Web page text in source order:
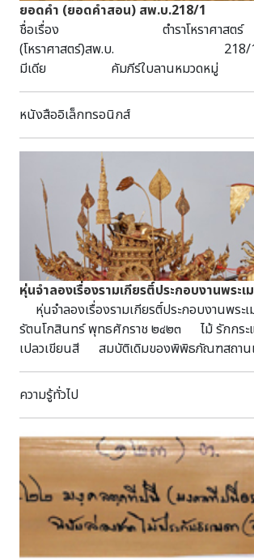
ยอดคำ (ยอดคำสอน) สพ.บ.218/1
ชื่อเรื่อง ตำราโหราศาสตร์
(โหราศาสตร์)สพ.บ. 218/1ปร
มีเดีย คัมภีร์ใบลานหมว
ศาสนาลักษณะวัสดุ 38 หน้า กว้าง
ซ.ม. หัวเรื่อง พุทธ
ธรรมอีสาน เส้นจาร ฉบับลานดิบ ภาษาบาลี-ไท
บริจาคมาจากวัดทุ่งอุทุมพร ต.บางปลาม้า อ.บาง
จ.สุพรรณบุรี
หนังสืออิเล็กทรอนิกส์
หุ่นจำลองเรื่องรามเกียรติ์ประกอบงานพระเ
หุ่นจำลองเรื่องรามเกียรติ์ประกอบงานพร
รัตนโกสินทร์ พุทธศักราช ๒๔๒๓ ไม้ รักกระ
เปลวเขียนสี สมบัติเดิมของพิพิธภัณฑสถาน
หุ่นจำลองเรื่องรามเกียรติ์ ตอนพระลักษม
สตร์ของอินทรชิตและหนุมานหักคอช้างเอราวัณ
พระเมรุสมเด็จพระนางเจ้าสุนันทากุมารีรัตน์และ
จุลจอมเกล้าเจ้าอยู่หัว ณ ท้องสนามหลวง เมื่อ
ความรู้ทั่วไป